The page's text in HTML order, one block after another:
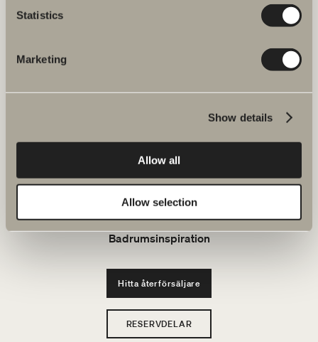
Statistics
Marketing
Show details
Allow all
Allow selection
Hållbarhet
Badrumsinspiration
Hitta återförsäljare
RESERVDELAR